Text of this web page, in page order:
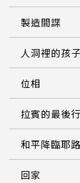
製造間諜
人洞裡的孩子
位相
拉賓的最後
和平降臨耶
回家